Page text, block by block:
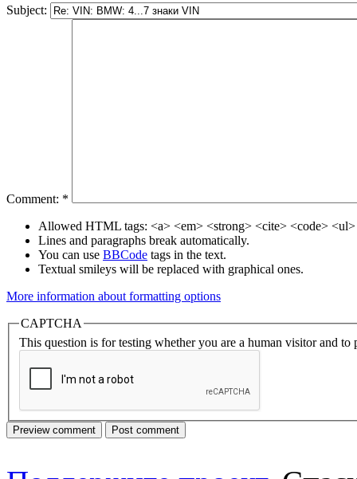
Subject:
Comment: *
Allowed HTML tags: <a> <em> <strong> <cite> <code>
Lines and paragraphs break automatically.
You can use BBCode tags in the text.
Textual smileys will be replaced with graphical ones.
More information about formatting options
CAPTCHA
This question is for testing whether you are a human visitor and to